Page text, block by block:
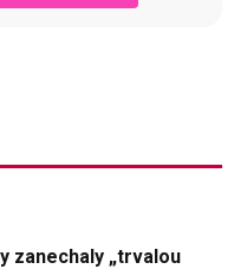
zanechaly „trvalou